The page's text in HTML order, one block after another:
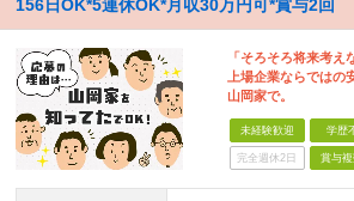
156日OK*5連休OK*月収30万円可*賞与2回
「そろそろ将来考え
上場企業ならでは
山岡家で。
未経験歓迎 学歴
完全週休2日 賞与複